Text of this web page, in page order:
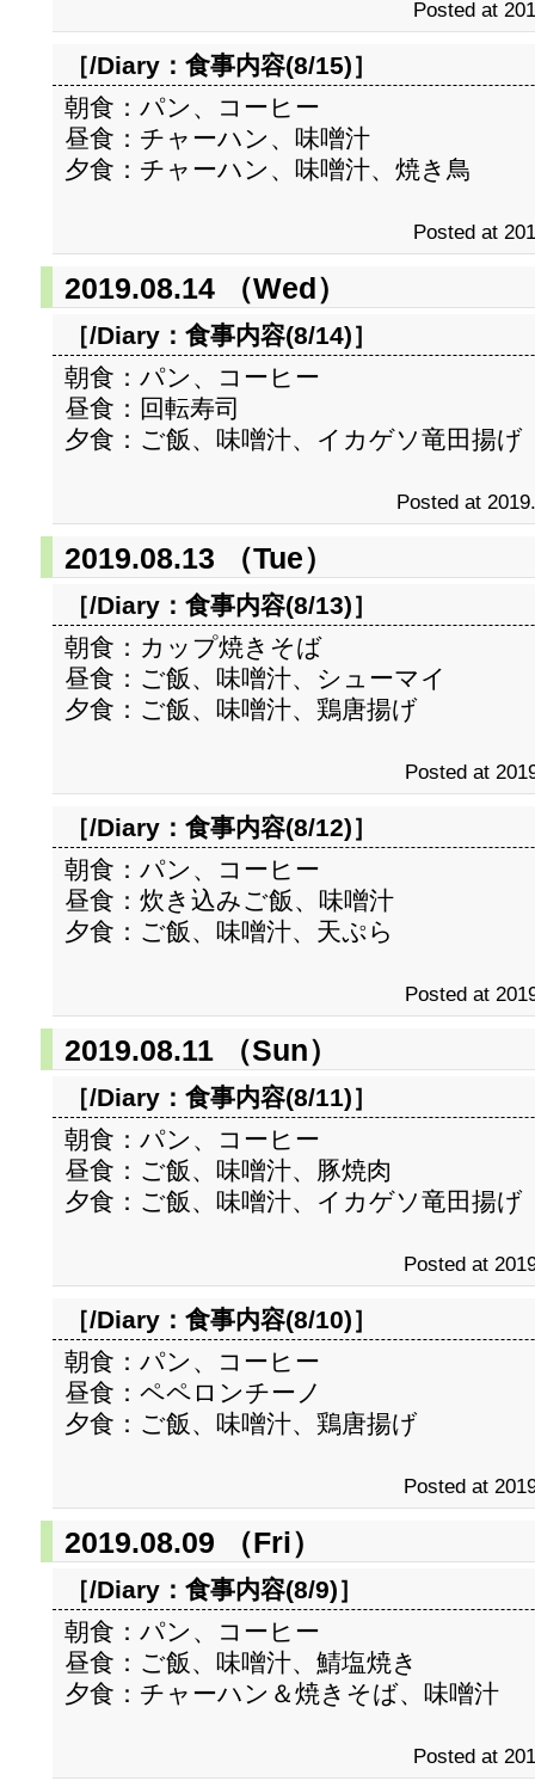
Posted at
［/Diary： 食事内容(8/15)］
朝食：パン、コーヒー
昼食：チャーハン、味噌汁
夕食：チャーハン、味噌汁、焼き鳥
Posted at
2019.08.14 （Wed）
［/Diary： 食事内容(8/14)］
朝食：パン、コーヒー
昼食：回転寿司
夕食：ご飯、味噌汁、イカゲソ竜田揚げ
Posted at
2019.08.13 （Tue）
［/Diary： 食事内容(8/13)］
朝食：カップ焼きそば
昼食：ご飯、味噌汁、シューマイ
夕食：ご飯、味噌汁、鶏唐揚げ
Posted at
［/Diary： 食事内容(8/12)］
朝食：パン、コーヒー
昼食：炊き込みご飯、味噌汁
夕食：ご飯、味噌汁、天ぷら
Posted at
2019.08.11 （Sun）
［/Diary： 食事内容(8/11)］
朝食：パン、コーヒー
昼食：ご飯、味噌汁、豚焼肉
夕食：ご飯、味噌汁、イカゲソ竜田揚げ
Posted at
［/Diary： 食事内容(8/10)］
朝食：パン、コーヒー
昼食：ペペロンチーノ
夕食：ご飯、味噌汁、鶏唐揚げ
Posted at
2019.08.09 （Fri）
［/Diary： 食事内容(8/9)］
朝食：パン、コーヒー
昼食：ご飯、味噌汁、鯖塩焼き
夕食：チャーハン＆焼きそば、味噌汁
Posted at